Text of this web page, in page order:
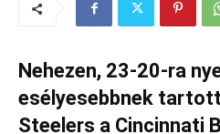
Nehezen, 23-20-ra
esélyesebbnek
Steelers a Cincinnati